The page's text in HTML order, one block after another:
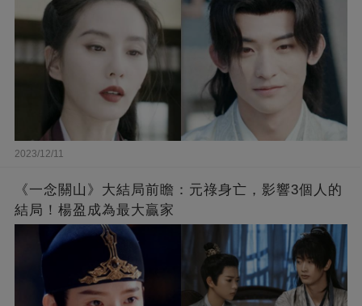
2023/12/11
《一念關山》大結局前瞻：元祿身亡，影響3個人的
結局！楊盈成為最大贏家